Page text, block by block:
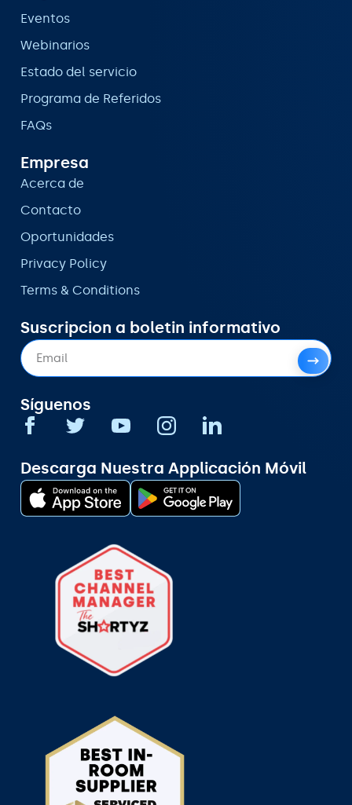
Eventos
Webinarios
Estado del servicio
Programa de Referidos
FAQs
Empresa
Acerca de
Contacto
Oportunidades
Privacy Policy
Terms & Conditions
Suscripcion a boletin informativo
Síguenos
Descarga Nuestra Applicación Móvil